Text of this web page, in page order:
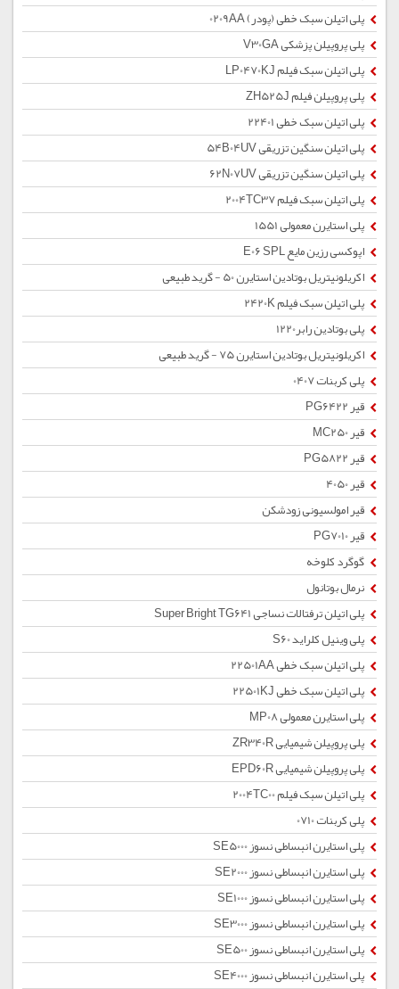
پلی اتیلن سبک خطی (پودر) 0209AA
پلی پروپیلن پزشکی V30GA
پلی اتیلن سبک فیلم LP0470KJ
پلی پروپیلن فیلم ZH525J
پلی اتیلن سبک خطی 22401
پلی اتیلن سنگین تزریقی 54B04UV
پلی اتیلن سنگین تزریقی 62N07UV
پلی اتیلن سبک فیلم 2004TC37
پلی استایرن معمولی 1551
اپوکسی رزین مایع E06 SPL
اکریلونیتریل بوتادین استایرن 50 - گرید طبیعی
پلی اتیلن سبک فیلم 2420K
پلی بوتادین رابر1220
اکریلونیتریل بوتادین استایرن 75 - گرید طبیعی
پلی کربنات 0407
قیر PG6422
قیر MC250
قیر PG5822
قیر 4050
قیر امولسیونی زودشکن
قیر PG7010
گوگرد کلوخه
نرمال بوتانول
پلی اتیلن ترفتالات نساجی Super Bright TG641
پلی وینیل کلراید S60
پلی اتیلن سبک خطی 22501AA
پلی اتیلن سبک خطی 22501KJ
پلی استایرن معمولی MP08
پلی پروپیلن شیمیایی ZR340R
پلی پروپیلن شیمیایی EPD60R
پلی اتیلن سبک فیلم 2004TC00
پلی کربنات 0710
پلی استایرن انبساطی نسوز SE5000
پلی استایرن انبساطی نسوز SE2000
پلی استایرن انبساطی نسوز SE1000
پلی استایرن انبساطی نسوز SE3000
پلی استایرن انبساطی نسوز SE500
پلی استایرن انبساطی نسوز SE4000